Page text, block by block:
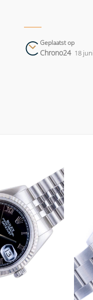
Geplaatst op
Chrono24 18
Add to
wishlist